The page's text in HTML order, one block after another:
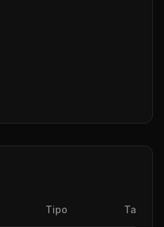
Tipo